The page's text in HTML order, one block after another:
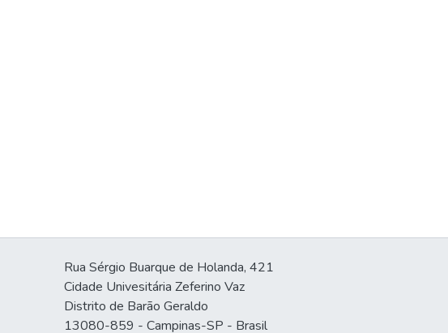
Rua Sérgio Buarque de Holanda, 421
Cidade Univesitária Zeferino Vaz
Distrito de Barão Geraldo
13080-859 - Campinas-SP - Brasil